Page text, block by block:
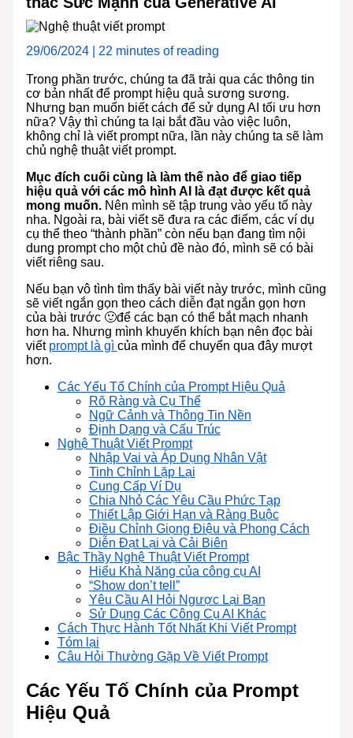
29/06/2024 22 minutes of reading
Trong phần trước, chúng ta đã trải qua các thông tin
cơ bản nhất để prompt hiệu quả sương sương.
Nhưng bạn muốn biết cách để sử dụng AI tối ưu hơn
nữa? Vậy thì chúng ta lại bắt đầu vào việc luôn,
không chỉ là viết prompt nữa, lần này chúng ta sẽ làm
chủ nghệ thuật viết prompt.
Mục đích cuối cùng là làm thế nào để giao tiếp
hiệu quả với các mô hình AI là đạt được kết quả
mong muốn.Nên mình sẽ tập trung vào yếu tố này
nha. Ngoài ra, bài viết sẽ đưa ra các điểm, các ví dụ
cụ thể theo “thành phần” còn nếu bạn đang tìm nội
dung prompt cho một chủ đề nào đó, mình sẽ có bài
viết riêng sau.
Nếu bạn vô tình tìm thấy bài viết này trước, mình cũng
sẽ viết ngắn gọn theo cách diễn đạt ngắn gọn hơn
của bài trước 🙂để các bạn có thể bắt mạch nhanh
hơn ha. Nhưng mình khuyến khích bạn nên đọc bài
viết prompt là gì của mình để chuyển qua đây mượt
hơn.
Các Yếu Tố Chính của Prompt Hiệu Quả
Rõ Ràng và Cụ Thể
Ngữ Cảnh và Thông Tin Nền
Định Dạng và Cấu Trúc
Nghệ Thuật Viết Prompt
Nhập Vai và Áp Dụng Nhân Vật
Tinh Chỉnh Lặp Lại
Cung Cấp Ví Dụ
Chia Nhỏ Các Yêu Cầu Phức Tạp
Thiết Lập Giới Hạn và Ràng Buộc
Điều Chỉnh Giọng Điệu và Phong Cách
Diễn Đạt Lại và Cải Biên
Bậc Thầy Nghệ Thuật Viết Prompt
Hiểu Khả Năng của công cụ AI
“Show don’t tell”
Yêu Cầu AI Hỏi Ngược Lại Bạn
Sử Dụng Các Công Cụ AI Khác
Cách Thực Hành Tốt Nhất Khi Viết Prompt
Tóm lại
Câu Hỏi Thường Gặp Về Viết Prompt
Các Yếu Tố Chính của Prompt
Hiệu Quả